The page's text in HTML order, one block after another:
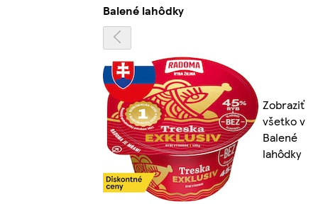
Balené lahôdky
Zobraziť
všetko v
Balené
lahôdky